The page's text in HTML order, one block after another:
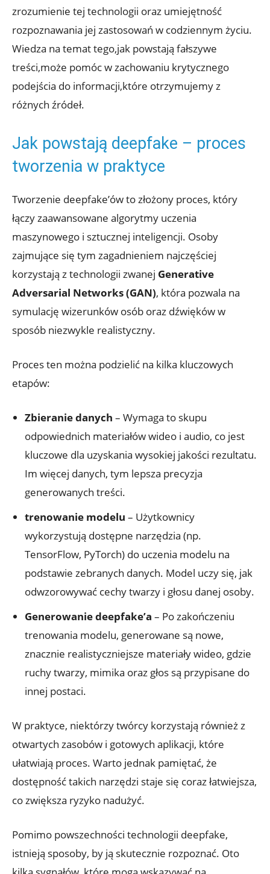
zrozumienie tej technologii oraz umiejętność
rozpoznawania jej zastosowań w codziennym życiu.
Wiedza na temat tego,jak ⁣powstają fałszywe
treści,może pomóc w zachowaniu krytycznego
podejścia do informacji,które‌ otrzymujemy z
różnych źródeł.
Jak powstają deepfake – proces
tworzenia w praktyce
Tworzenie deepfake’ów to złożony proces, który ​
łączy zaawansowane ‌algorytmy uczenia‌
maszynowego i sztucznej inteligencji. Osoby
zajmujące się tym zagadnieniem najczęściej
korzystają⁢ z technologii zwanej Generative
Adversarial ⁢Networks (GAN), ⁤która pozwala na
symulację wizerunków osób oraz dźwięków⁣ w
sposób niezwykle realistyczny.
Proces ‌ten ​można podzielić na kilka kluczowych
⁣etapów:
Zbieranie danych – Wymaga to ​skupu
odpowiednich materiałów wideo i audio, co jest
kluczowe⁢ dla uzyskania wysokiej ⁢jakości rezultatu.
Im więcej danych, tym ⁣lepsza precyzja
generowanych treści.
trenowanie modelu – Użytkownicy
wykorzystują dostępne narzędzia (np.
TensorFlow, PyTorch) do ⁢uczenia ⁢modelu na
podstawie zebranych danych. Model uczy się, jak
odwzorowywać cechy twarzy i głosu danej osoby.
Generowanie deepfake’a – Po zakończeniu ​
trenowania modelu, generowane⁣ są nowe,
znacznie realistyczniejsze materiały wideo, gdzie
ruchy⁤ twarzy, mimika oraz głos są⁣ przypisane do
innej postaci.
W ‌praktyce, niektórzy twórcy​ korzystają również z
otwartych ⁢zasobów ​i gotowych aplikacji, które
ułatwiają‌ proces. ​Warto jednak pamiętać, że
dostępność takich narzędzi staje się coraz ‍łatwiejsza,
co zwiększa ‍ryzyko nadużyć.
Pomimo powszechności technologii deepfake,
istnieją ‍sposoby, by ⁣ją skutecznie rozpoznać. Oto